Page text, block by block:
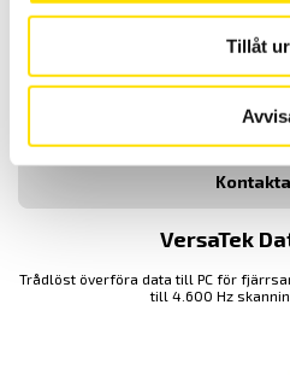
Tillåt
VersaTek
Trådlöst överföra data till PC för
till 4.600 Hz